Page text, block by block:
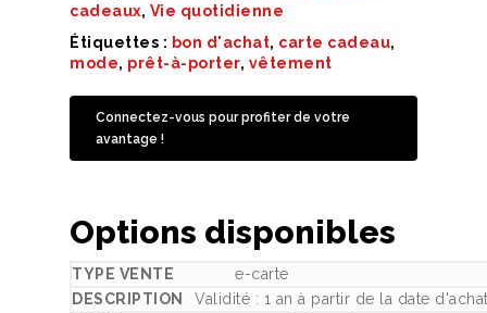
cadeaux, Vie quotidienne
Étiquettes : bon d'achat, carte cadeau,
mode, prêt-à-porter, vêtement
Connectez-vous pour profiter de votre
avantage !
Options disponibles
e-carte
Validité : 1 an à partir de la date